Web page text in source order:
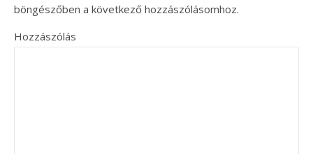
böngészőben a következő hozzászólásomhoz.
Hozzászólás